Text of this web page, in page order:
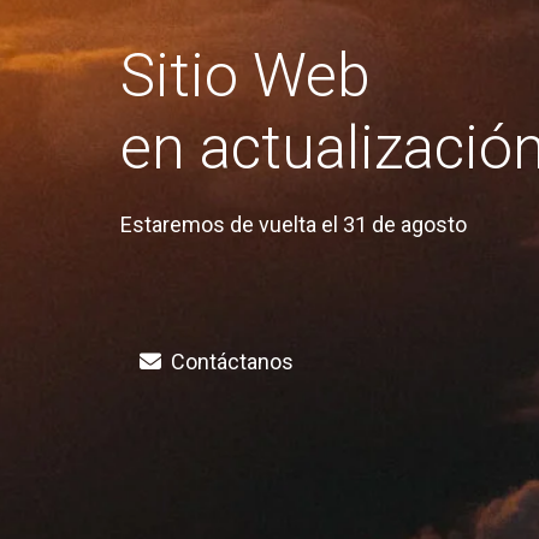
Sitio Web
en
Estaremos de vuelta el 31 de agosto
Contáctanos